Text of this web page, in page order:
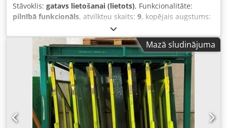
Stāvoklis: gatavs lietošanai (lietots), Funkcionalitāte:
pilnībā funkcionāls, atvilktņu skaits: 9, kopējais augstums:
, kopējais platums:1 610 mm
3 850 mm, dakšu garums:90 mm, Manuāla glabātuve ar 9
pozīcijām loksnēm L3250 x H1700 mm; katrai plauktam ir 9
cm paliktnis un 500 kg celtspēja. Ārējie izmēri +/-: L3850 x
P1610 x A2150 mm. Dedpfx Aoy N Tdheqcokr
Mazā sludinājuma